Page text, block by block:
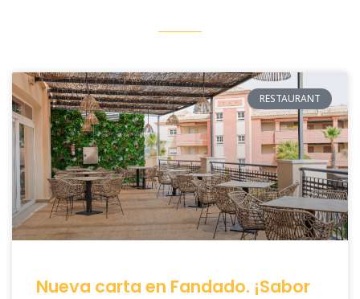
RESTAURANT
Nueva carta en Fandado. ¡Sabor